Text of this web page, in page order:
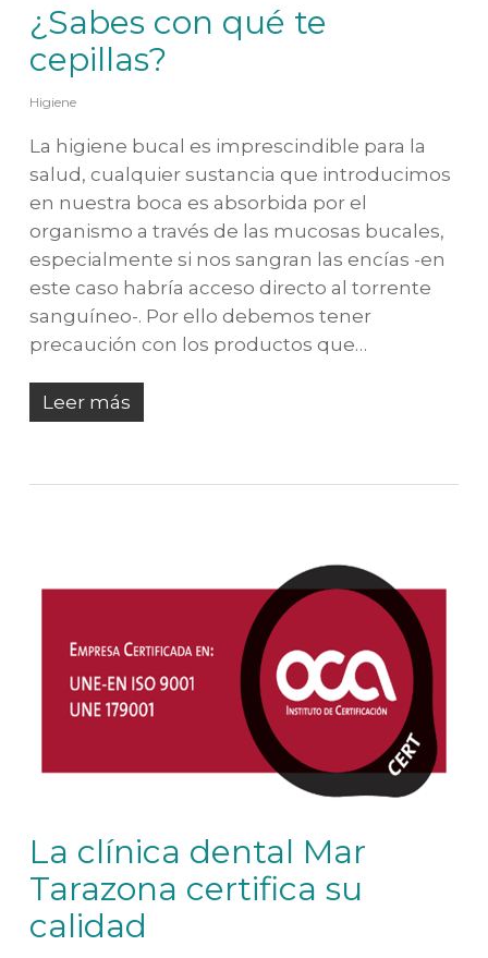
¿Sabes con qué te
cepillas?
Higiene
La higiene bucal es imprescindible para la
salud, cualquier sustancia que introducimos
en nuestra boca es absorbida por el
organismo a través de las mucosas bucales,
especialmente si nos sangran las encías -en
este caso habría acceso directo al torrente
sanguíneo-. Por ello debemos tener
precaución con los productos que…
Leer más
La clínica dental Mar
Tarazona certifica su
calidad